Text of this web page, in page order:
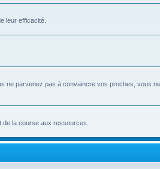
leur efficacité.
ne parvenez pas à convaincre vos proches, vous
la course aux ressources.